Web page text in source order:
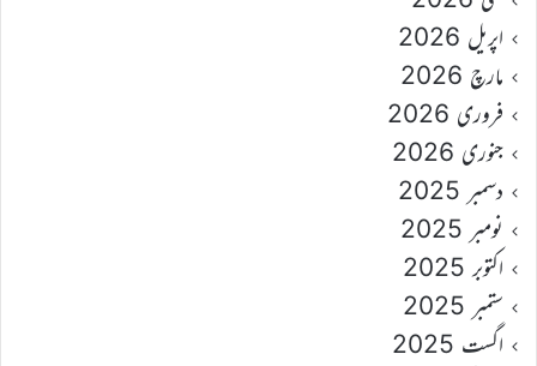
اپریل 2026
مارچ 2026
فروری 2026
جنوری 2026
دسمبر 2025
نومبر 2025
اکتوبر 2025
ستمبر 2025
اگست 2025